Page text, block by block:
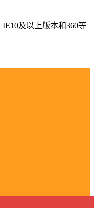
IE10及以上版本和360等